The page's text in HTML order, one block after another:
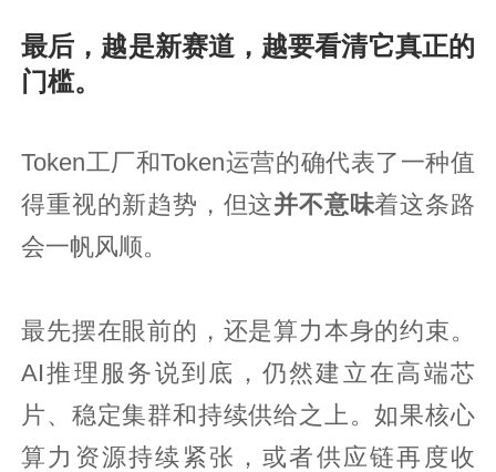
最后，越是新赛道，越要看清它真正的
门槛。
Token工厂和Token运营的确代表了一种值
得重视的新趋势，但这并不意味着这条路
会一帆风顺。
最先摆在眼前的，还是算力本身的约束。
AI推理服务说到底，仍然建立在高端芯
片、稳定集群和持续供给之上。如果核心
算力资源持续紧张，或者供应链再度收